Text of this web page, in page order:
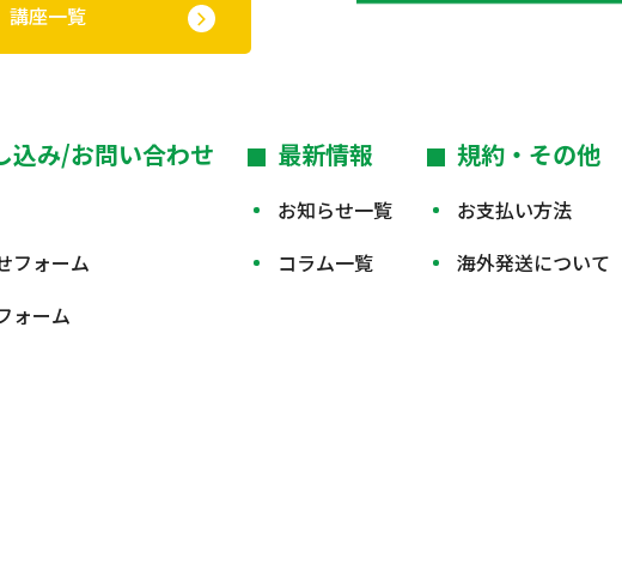
講座一覧
込み/お問い合わせ
フォーム
ォーム
最新情報
お知らせ一覧
コラム一覧
規約・その他
お支払い方法
海外発送について